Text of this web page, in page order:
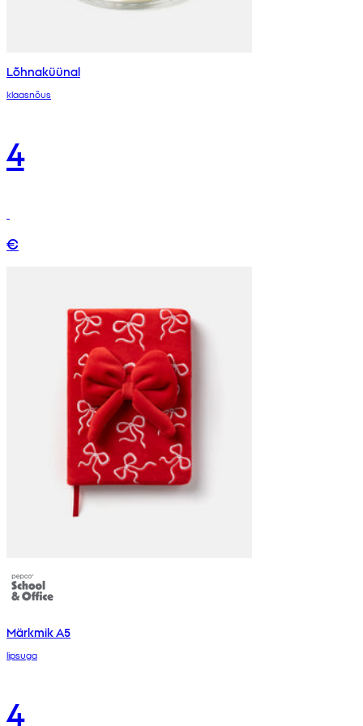
Lõhnaküünal
klaasnõus
4
€
Märkmik A5
lipsuga
4